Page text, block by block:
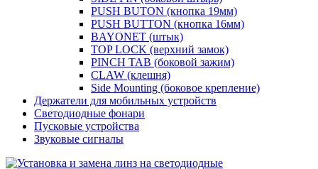
PUSH BUTON (кнопка 19мм)
PUSH BUTTON (кнопка 16мм)
BAYONET (штык)
TOP LOCK (верхний замок)
PINCH TAB (боковой зажим)
CLAW (клешня)
Side Mounting (боковое крепление)
Держатели для мобильных устройств
Светодиодные фонари
Пусковые устройства
Звуковые сигналы